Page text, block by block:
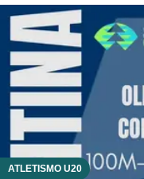
ATLETISMO U20